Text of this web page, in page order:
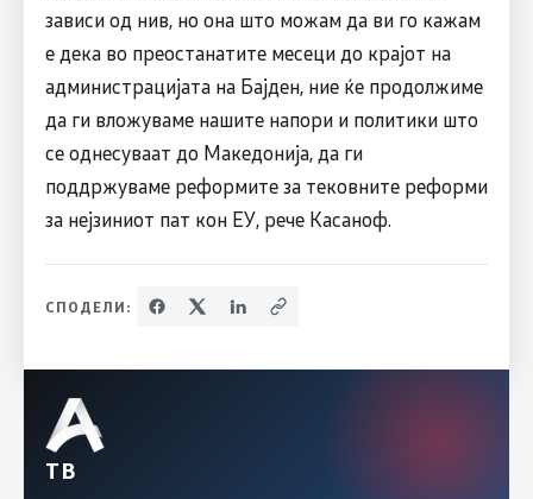
зависи од нив, но она што можам да ви го кажам
е дека во преостанатите месеци до крајот на
администрацијата на Бајден, ние ќе продолжиме
да ги вложуваме нашите напори и политики што
се однесуваат до Македонија, да ги
поддржуваме реформите за тековните реформи
за нејзиниот пат кон ЕУ, рече Касаноф.
СПОДЕЛИ:
ТВ